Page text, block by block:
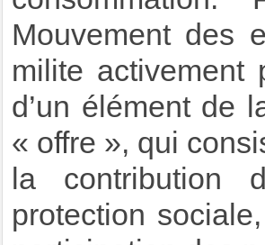
Mouvement des
milite activement
d’un élément de
« offre », qui
la contribution
protection